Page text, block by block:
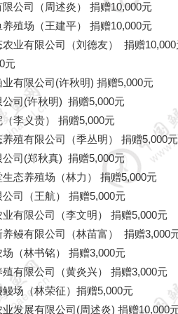
限公司（周述炎） 捐赠10,000元
养殖场（王建平） 捐赠10,000元
农业有限公司（刘德友） 捐赠
元
业有限公司(许秋明) 捐赠5,000
公司(许秋明) 捐赠5,000元
李义贵） 捐赠5,000元
养殖有限公司（季丛明） 捐赠
公司(郑秋真) 捐赠5,000元
生态养殖场（林力） 捐赠5,000元
公司（王航） 捐赠5,000元
业有限公司（李文明） 捐赠5,000元
养鳗有限公司（林苗富） 捐赠
（林书铭） 捐赠3,000元
有限公司（黄炎兴） 捐赠3,000元
场（林荣征）捐赠5,000元
发展有限公司(周述炎) 捐赠10,000